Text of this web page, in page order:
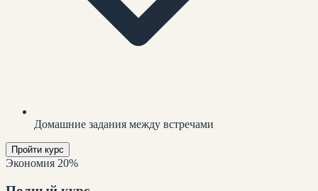
Домашние задания между встречами
Пройти курс
Экономия 20%